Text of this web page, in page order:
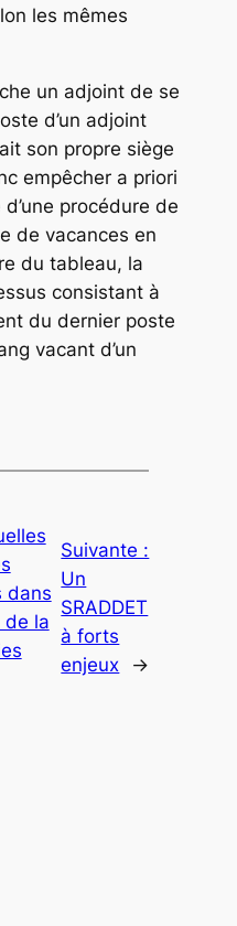
les mêmes
un adjoint de se
d’un adjoint
son propre siège
empêcher a priori
procédure de
de vacances en
du tableau, la
consistant à
du dernier poste
vacant d’un
dans
de la
Suivante :
Un
SRADDET
à forts
enjeux
→